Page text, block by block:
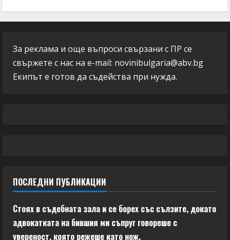
За реклама и още въпроси свързани с ПР се
свържете с нас на e-mail: novinibulgaria@abv.bg
Екипът е готов да съдейства при нужда.
ПОСЛЕДНИ ПУБЛИКАЦИИ
Стоях в съдебната зала и се борех със сълзите, докато
адвокатката на бившия ми съпруг говореше с
увереност, която режеше като нож.